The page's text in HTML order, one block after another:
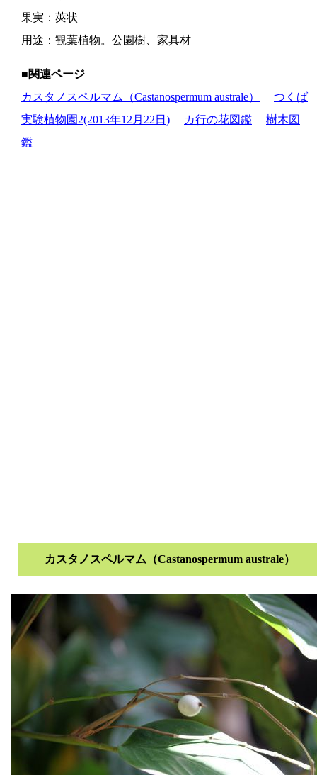
果実：莢状
用途：観葉植物。公園樹、家具材
■関連ページ
カスタノスペルマム（Castanospermum australe）
つくば
実験植物園2(2013年12月22日)
カ行の花図鑑
樹木図
鑑
カスタノスペルマム（Castanospermum australe）